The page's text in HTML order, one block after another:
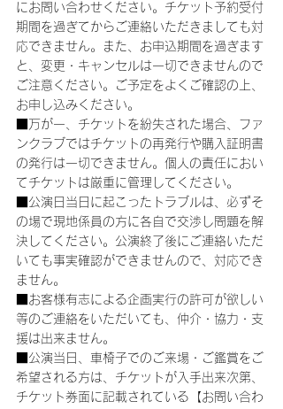
にお問い合わせください。チケット予約受付
期間を過ぎてからご連絡いただきましても対
応できません。また、お申込期間を過ぎます
と、変更・キャンセルは一切できませんので
ご注意ください。ご予定をよくご確認の上、
お申し込みください。
■万が一、チケットを紛失された場合、ファ
ンクラブではチケットの再発行や購入証明書
の発行は一切できません。個人の責任におい
てチケットは厳重に管理してください。
■公演日当日に起こったトラブルは、必ずそ
の場で現地係員の方に各自で交渉し問題を解
決してください。公演終了後にご連絡いただ
いても事実確認ができませんので、対応でき
ません。
■お客様有志による企画実行の許可が欲しい
等のご連絡をいただいても、仲介・協力・支
援は出来ません。
■公演当日、車椅子でのご来場・ご鑑賞をご
希望される方は、チケットが入手出来次第、
チケット券面に記載されている【お問い合わ